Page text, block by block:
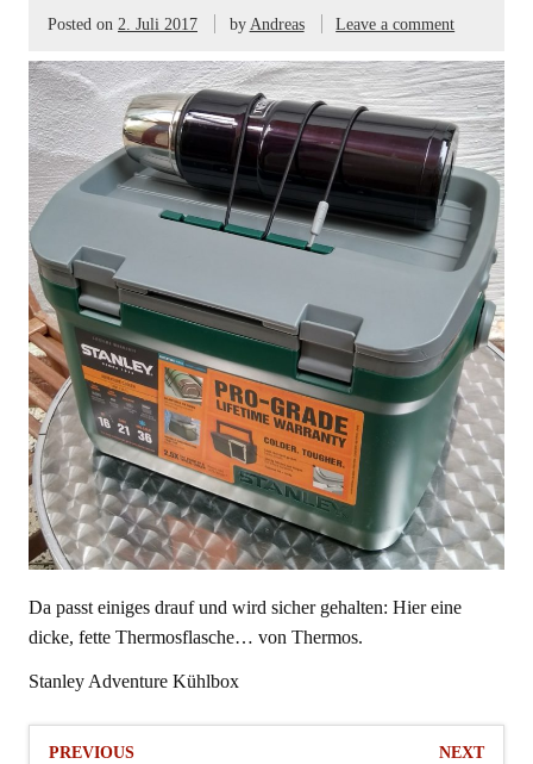
Posted on 2. Juli 2017 byAndreas Leave a comment
Da passt einiges drauf und wird sicher gehalten: Hier eine
dicke, fette Thermosflasche… von Thermos.
Stanley Adventure Kühlbox
PREVIOUS NEXT